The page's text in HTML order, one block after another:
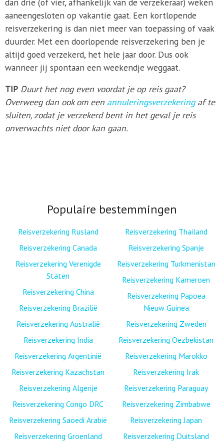
aaneengesloten op vakantie gaat. Een kortlopende
reisverzekering is dan niet meer van toepassing of vaak
duurder. Met een doorlopende reisverzekering ben je
altijd goed verzekerd, het hele jaar door. Dus ook
wanneer jij spontaan een weekendje weggaat.
TIP Duurt het nog even voordat je op reis gaat?
Overweeg dan ook om een annuleringsverzekeringaf te
sluiten, zodat je verzekerd bent in het geval je reis
onverwachts niet door kan gaan.
Populaire bestemmingen
Reisverzekering Rusland
Reisverzekering Canada
Reisverzekering Verenigde
Staten
Reisverzekering China
Reisverzekering Brazilië
Reisverzekering Australië
Reisverzekering India
Reisverzekering Argentinië
Reisverzekering Kazachstan
Reisverzekering Algerije
Reisverzekering Congo DRC
Reisverzekering Saoedi Arabië
Reisverzekering Groenland
Reisverzekering Thailand
Reisverzekering Spanje
Reisverzekering Turkmenistan
Reisverzekering Kameroen
Reisverzekering Papoea
Nieuw Guinea
Reisverzekering Zweden
Reisverzekering Oezbekistan
Reisverzekering Marokko
Reisverzekering Irak
Reisverzekering Paraguay
Reisverzekering Zimbabwe
Reisverzekering Japan
Reisverzekering Duitsland